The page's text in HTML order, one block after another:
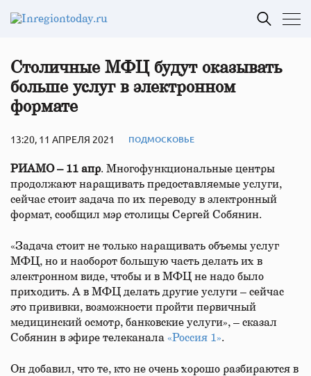
Столичные МФЦ будут оказывать
больше услуг в электронном
формате
13:20, 11 АПРЕЛЯ 2021 ПОДМОСКОВЬЕ
РИАМО – 11 апр. Многофункциональные центры
продолжают наращивать предоставляемые услуги,
сейчас стоит задача по их переводу в электронный
формат, сообщил мэр столицы Сергей Собянин.
«Задача стоит не только наращивать объемы услуг
МФЦ, но и наоборот большую часть делать их в
электронном виде, чтобы и в МФЦ не надо было
приходить. А в МФЦ делать другие услуги – сейчас
это прививки, возможности пройти первичный
медицинский осмотр, банковские услуги», – сказал
Собянин в эфире телеканала «Россия 1».
Он добавил, что те, кто не очень хорошо разбираются в